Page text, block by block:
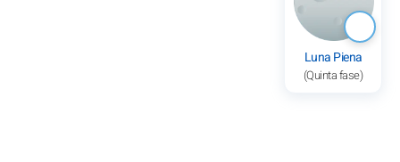
Luna Piena
(Quinta fase)